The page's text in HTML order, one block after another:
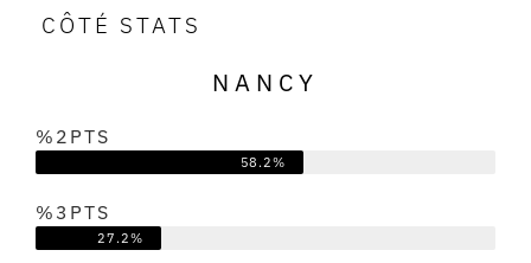
CÔTÉ STATS
NANCY
%2PTS
58.2%
%3PTS
27.2%